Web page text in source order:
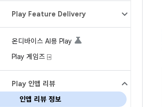
Play Feature Delivery
온디바이스 AI용 Play
Play 게임즈 ⍈
Play 인앱 리뷰
인앱 리뷰 정보